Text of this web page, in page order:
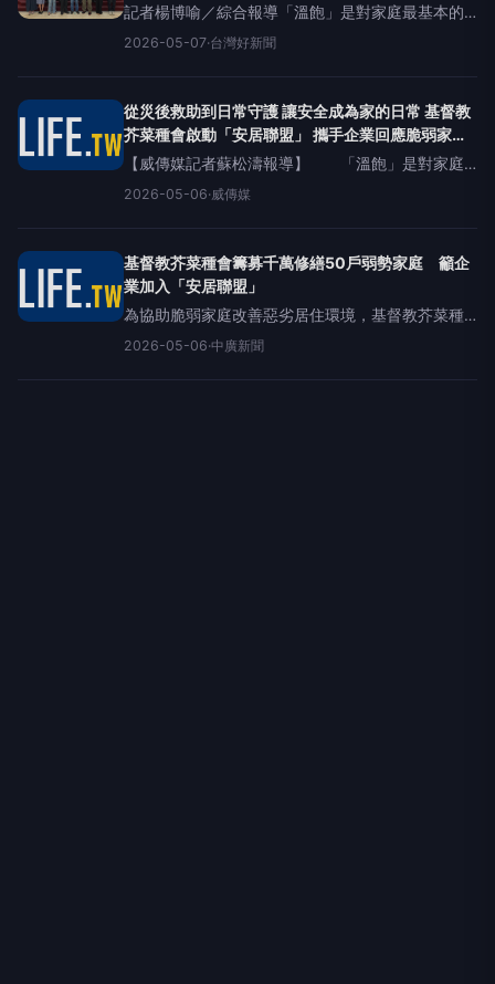
記者楊博喻／綜合報導「溫飽」是對家庭最基本的
生活需求，然而許多脆弱家庭面對營養缺口的風
學習環境不佳的環境，影響身心健康、居住安全與
兒少學習發展。基督教芥菜種
2026-05-07·台灣好新聞
從災後救助到日常守護 讓安全成為家的日常 基督教
芥菜種會啟動「安居聯盟」 攜手企業回應脆弱家庭
居住困境
【威傳媒記者蘇松濤報導】 「溫飽」是對家庭
最基本的生活需求，然而許多脆弱家庭面對營養缺
電路、學習環境不佳的環境，影響身心健康、居住
安全與兒少學習發
2026-05-06·威傳媒
基督教芥菜種會籌募千萬修繕50戶弱勢家庭 籲企
業加入「安居聯盟」
為協助脆弱家庭改善惡劣居住環境，基督教芥菜種
會今（6）日宣布發起「安居聯盟」，目標籌募新台
舍，呼籲更多企業挺身而出，以實際行動發揮影響
2026-05-06·中廣新聞